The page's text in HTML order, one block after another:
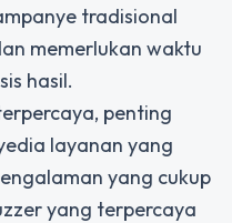
tradisional
memerlukan waktu
hasil.
penting
layanan yang
yang cukup
yang terpercaya